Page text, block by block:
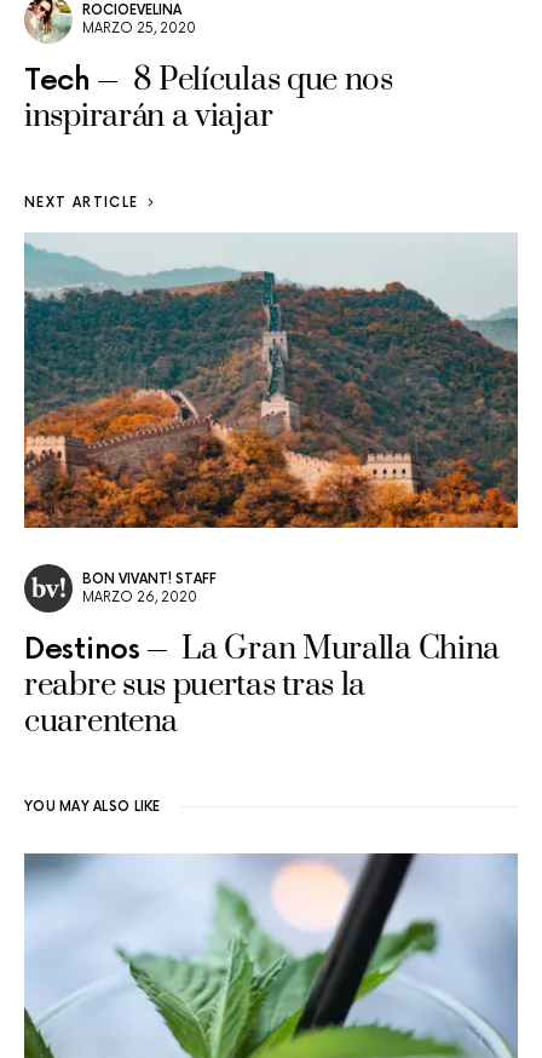
ROCIOEVELINA
MARZO 25, 2020
Tech
8 Películas que nos
inspirarán a viajar
NEXT ARTICLE
BON VIVANT! STAFF
MARZO 26, 2020
Destinos
La Gran Muralla China
reabre sus puertas tras la
cuarentena
YOU MAY ALSO LIKE